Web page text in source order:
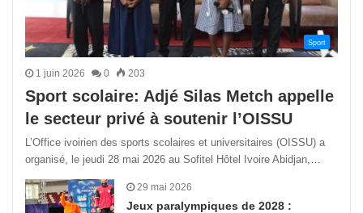
Sport
1 juin 2026 0 203
Sport scolaire: Adjé Silas Metch appelle
le secteur privé à soutenir l’OISSU
L’Office ivoirien des sports scolaires et universitaires (OISSU) a
organisé, le jeudi 28 mai 2026 au Sofitel Hôtel Ivoire Abidjan,…
29 mai 2026
Jeux paralympiques de 2028 :